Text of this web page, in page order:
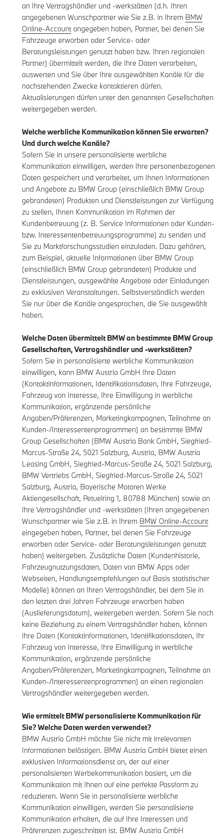
an Ihre Vertragshändler und -werkstätten (d.h. Ihren
angegebenen Wunschpartner wie Sie z.B. in Ihrem BMW
Online-Accountangegeben haben, Partner, bei denen Sie
Fahrzeuge erworben oder Service- oder
Beratungsleistungen genutzt haben bzw. Ihren regionalen
Partner) übermittelt werden, die Ihre Daten verarbeiten,
auswerten und Sie über Ihre ausgewählten Kanäle für die
nachstehenden Zwecke kontaktieren dürfen.
Aktualisierungen dürfen unter den genannten Gesellschaften
weitergegeben werden.
Welche werbliche Kommunikation können Sie erwarten?
Und durch welche Kanäle?
Sofern Sie in unsere personalisierte werbliche
Kommunikation einwilligen, werden Ihre personenbezogenen
Daten gespeichert und verarbeitet, um Ihnen Informationen
und Angebote zu BMW Group (einschließlich BMW Group
gebrandeten) Produkten und Dienstleistungen zur Verfügung
zu stellen, Ihnen Kommunikation im Rahmen der
Kundenbetreuung (z. B. Service Informationen oder Kunden-
bzw. Interessentenbetreuungsprogramme) zu senden und
Sie zu Marktforschungsstudien einzuladen. Dazu gehören,
zum Beispiel, aktuelle Informationen über BMW Group
(einschließlich BMW Group gebrandeten) Produkte und
Dienstleistungen, ausgewählte Angebote oder Einladungen
zu exklusiven Veranstaltungen. Selbstverständlich werden
Sie nur über die Kanäle angesprochen, die Sie ausgewählt
haben.
Welche Daten übermittelt BMW an bestimmte BMW Group
Gesellschaften, Vertragshändler und -werkstätten?
Sofern Sie in personalisierte werbliche Kommunikation
einwilligen, kann BMW Austria GmbH Ihre Daten
(Kontaktinformationen, Identifikationsdaten, Ihre Fahrzeuge,
Fahrzeug von Interesse, Ihre Einwilligung in werbliche
Kommunikation, ergänzende persönliche
Angaben/Präferenzen, Marketingkampagnen, Teilnahme an
Kunden-/Interessentenprogrammen) an bestimmte BMW
Group Gesellschaften (BMW Austria Bank GmbH, Siegfried-
Marcus-Straße 24, 5021 Salzburg, Austria, BMW Austria
Leasing GmbH, Siegfried-Marcus-Straße 24, 5021 Salzburg,
BMW Vertriebs GmbH, Siegfried-Marcus-Straße 24, 5021
Salzburg, Austria, Bayerische Motoren Werke
Aktiengesellschaft, Petuelring 1, 80788 München) sowie an
Ihre Vertragshändler und -werkstätten (Ihren angegebenen
Wunschpartner wie Sie z.B. in Ihrem BMW Online-Account
eingegeben haben, Partner, bei denen Sie Fahrzeuge
erworben oder Service- oder Beratungsleistungen genutzt
haben) weitergeben. Zusätzliche Daten (Kundenhistorie,
Fahrzeugnutzungsdaten, Daten von BMW Apps oder
Webseiten, Handlungsempfehlungen auf Basis statistischer
Modelle) können an Ihren Vertragshändler, bei dem Sie in
den letzten drei Jahren Fahrzeuge erworben haben
(Auslieferungsdatum), weitergeben werden. Sofern Sie noch
keine Beziehung zu einem Vertragshändler haben, können
Ihre Daten (Kontaktinformationen, Identifikationsdaten, Ihr
Fahrzeug von Interesse, Ihre Einwilligung in werbliche
Kommunikation, ergänzende persönliche
Angaben/Präferenzen, Marketingkampagnen, Teilnahme an
Kunden-/Interessentenprogrammen) an einen regionalen
Vertragshändler weitergegeben werden.
Wie ermittelt BMW personalisierte Kommunikation für
Sie? Welche Daten werden verwendet?
BMW Austria GmbH möchte Sie nicht mit irrelevanten
Informationen belästigen. BMW Austria GmbH bietet einen
exklusiven Informationsdienst an, der auf einer
personalisierten Werbekommunikation basiert, um die
Kommunikation mit Ihnen auf eine perfekte Passform zu
reduzieren. Wenn Sie in personalisierte werbliche
Kommunikation einwilligen, werden Sie personalisierte
Kommunikation erhalten, die auf Ihre Interessen und
Präferenzen zugeschnitten ist. BMW Austria GmbH